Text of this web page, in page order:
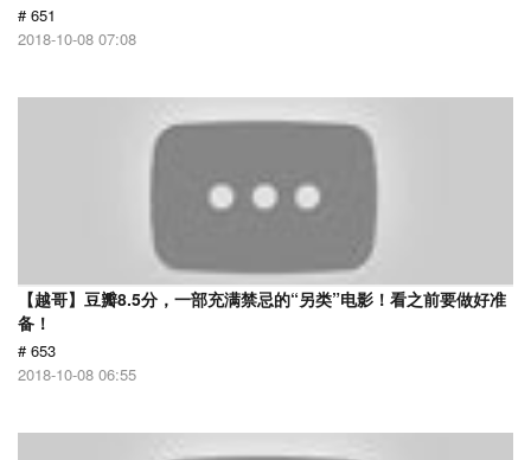
# 651
2018-10-08 07:08
【越哥】豆瓣8.5分，一部充满禁忌的“另类”电影！看之前要做好准
备！
# 653
2018-10-08 06:55